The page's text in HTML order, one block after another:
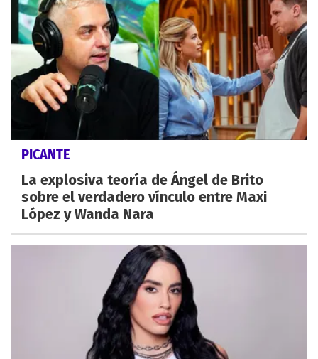
PICANTE
La explosiva teoría de Ángel de Brito
sobre el verdadero vínculo entre Maxi
López y Wanda Nara